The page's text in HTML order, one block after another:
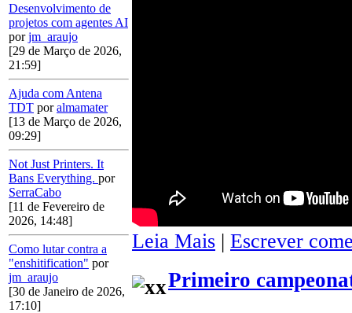
Desenvolvimento de
projetos com agentes AI
porjm_araujo
[29 de Março de 2026,
21:59]
Ajuda com Antena
TDT poralmamater
[13 de Março de 2026,
09:29]
Not Just Printers. It
Bans Everything. por
SerraCabo
[11 de Fevereiro de
2026, 14:48]
Como lutar contra a
"enshitification" por
jm_araujo
[30 de Janeiro de 2026,
17:10]
Leia Mais | Escrever
Primeiro